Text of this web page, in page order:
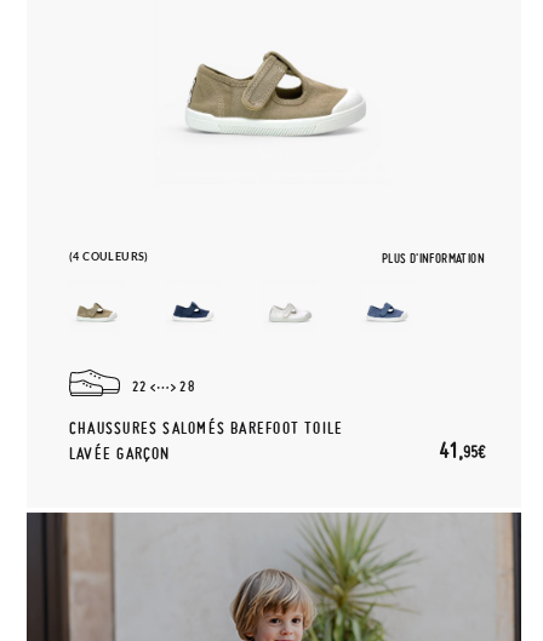
(4 COULEURS) PLUS D'INFORMATION
22 28
CHAUSSURES SALOMÉS BAREFOOT TOILE
LAVÉE GARÇON
41,95€